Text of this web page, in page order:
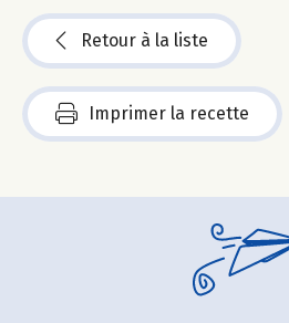
Retour à la liste
Imprimer la recette